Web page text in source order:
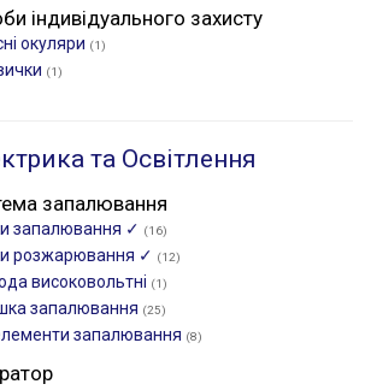
індивідуального захисту
окуляри (1)
(1)
та Освітлення
запалювання
запалювання ✓ (16)
розжарювання ✓ (12)
високовольтні (1)
запалювання (25)
запалювання (8)